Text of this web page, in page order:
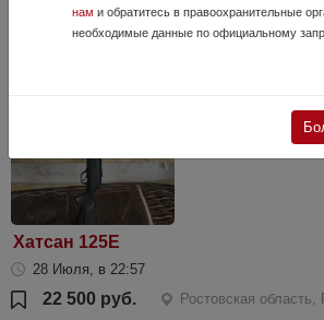
В идеальном состоянии, настроено
Хатсан 125Е
28 Июля, в 22:57
22 500 руб.
Ростовская
нам и обратитесь в правоохранительные
необходимые данные по официальному